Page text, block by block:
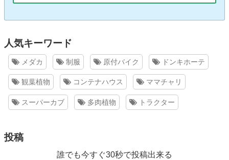
人気キーワード
メダカ 制服 原付バイク ドンキホーテ
観葉植物 コンテナハウス ママチャリ
スーパーカブ 多肉植物 トラクター
投稿
誰でも今すぐ30秒で投稿出来る